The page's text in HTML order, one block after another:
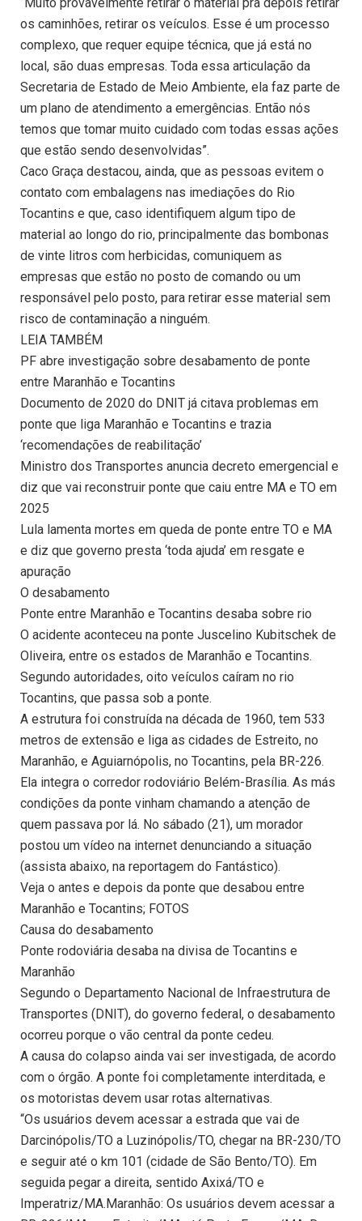
os caminhões, retirar os veículos. Esse é um processo
complexo, que requer equipe técnica, que já está no
local, são duas empresas. Toda essa articulação da
Secretaria de Estado de Meio Ambiente, ela faz parte de
um plano de atendimento a emergências. Então nós
temos que tomar muito cuidado com todas essas ações
que estão sendo desenvolvidas”.
Caco Graça destacou, ainda, que as pessoas evitem o
contato com embalagens nas imediações do Rio
Tocantins e que, caso identifiquem algum tipo de
material ao longo do rio, principalmente das bombonas
de vinte litros com herbicidas, comuniquem as
empresas que estão no posto de comando ou um
responsável pelo posto, para retirar esse material sem
risco de contaminação a ninguém.
LEIA TAMBÉM
PF abre investigação sobre desabamento de ponte
entre Maranhão e Tocantins
Documento de 2020 do DNIT já citava problemas em
ponte que liga Maranhão e Tocantins e trazia
‘recomendações de reabilitação’
Ministro dos Transportes anuncia decreto emergencial e
diz que vai reconstruir ponte que caiu entre MA e TO em
2025
Lula lamenta mortes em queda de ponte entre TO e MA
e diz que governo presta ‘toda ajuda’ em resgate e
apuração
O desabamento
Ponte entre Maranhão e Tocantins desaba sobre rio
O acidente aconteceu na ponte Juscelino Kubitschek de
Oliveira, entre os estados de Maranhão e Tocantins.
Segundo autoridades, oito veículos caíram no rio
Tocantins, que passa sob a ponte.
A estrutura foi construída na década de 1960, tem 533
metros de extensão e liga as cidades de Estreito, no
Maranhão, e Aguiarnópolis, no Tocantins, pela BR-226.
Ela integra o corredor rodoviário Belém-Brasília. As más
condições da ponte vinham chamando a atenção de
quem passava por lá. No sábado (21), um morador
postou um vídeo na internet denunciando a situação
(assista abaixo, na reportagem do Fantástico).
Veja o antes e depois da ponte que desabou entre
Maranhão e Tocantins; FOTOS
Causa do desabamento
Ponte rodoviária desaba na divisa de Tocantins e
Maranhão
Segundo o Departamento Nacional de Infraestrutura de
Transportes (DNIT), do governo federal, o desabamento
ocorreu porque o vão central da ponte cedeu.
A causa do colapso ainda vai ser investigada, de acordo
com o órgão. A ponte foi completamente interditada, e
os motoristas devem usar rotas alternativas.
“Os usuários devem acessar a estrada que vai de
Darcinópolis/TO a Luzinópolis/TO, chegar na BR-230/TO
e seguir até o km 101 (cidade de São Bento/TO). Em
seguida pegar a direita, sentido Axixá/TO e
Imperatriz/MA.Maranhão: Os usuários devem acessar a